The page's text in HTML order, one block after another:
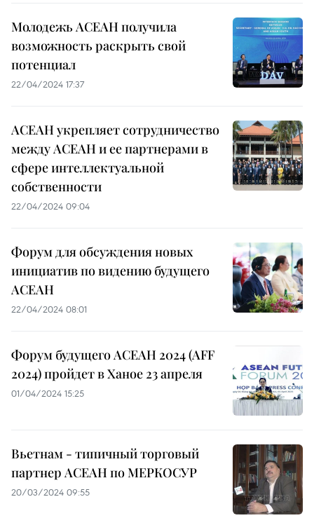
Молодежь АСЕАН получила
возможность раскрыть свой
потенциал
22/04/2024 17:37
АСЕАН укрепляет сотрудничество
между АСЕАН и ее партнерами в
сфере интеллектуальной
собственности
22/04/2024 09:04
Форум для обсуждения новых
инициатив по видению будущего
АСЕАН
22/04/2024 08:01
Форум будущего АСЕАН 2024 (AFF
2024) пройдет в Ханое 23 апреля
01/04/2024 15:25
Вьетнам - типичный торговый
партнер АСЕАН по МЕРКОСУР
20/03/2024 09:55